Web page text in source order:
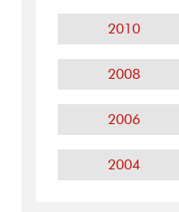
2010
2008
2006
2004